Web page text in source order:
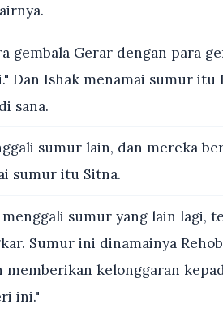
gembala Gerar dengan para
Dan Ishak menamai sumur itu
sana.
sumur lain, dan mereka
sumur itu Sitna.
sumur yang lain lagi,
Sumur ini dinamainya
memberikan kelonggaran
ini."